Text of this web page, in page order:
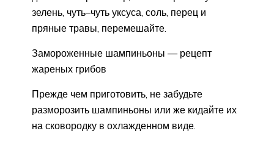
зелень, чуть–чуть уксуса, соль, перец и
пряные травы, перемешайте.
Замороженные шампиньоны — рецепт
жареных грибов
Прежде чем приготовить, не забудьте
разморозить шампиньоны или же кидайте их
на сковородку в охлажденном виде.